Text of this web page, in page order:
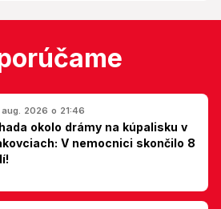
2026 o 21:46
okolo drámy na kúpalisku v
V nemocnici skončilo 8